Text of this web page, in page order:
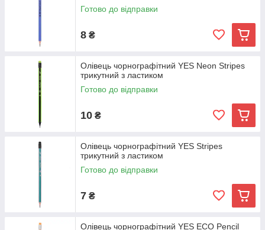
Готово до відправки
8 ₴
Олівець чорнографітний YES Neon Stripes
трикутний з ластиком
Готово до відправки
10 ₴
Олівець чорнографітний YES Stripes
трикутний з ластиком
Готово до відправки
7 ₴
Олівець чорнографітний YES ECO Pencil